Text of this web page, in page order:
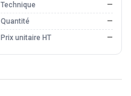
Technique
—
Quantité
—
Prix unitaire HT
—